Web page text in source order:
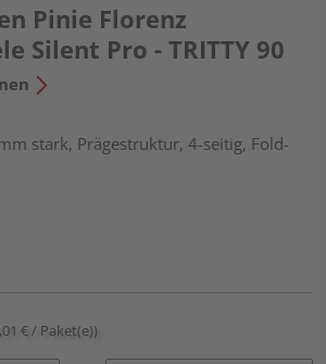
Pinie Florenz
Silent Pro - TRITTY 90
stark, Prägestruktur, 4-seitig, Fold-
€ / Paket(e))